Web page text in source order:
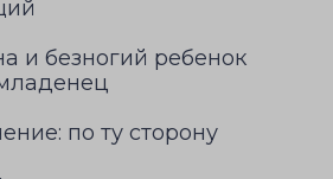
и безногий ребенок
по ту сторону